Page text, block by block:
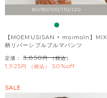
80/90/100/110/120
【MOEMUSISAN × moimoln】MIX
柄リバーシブルブルマパンツ
定価： 3,850 （税込）
1,925 税込 50%off
SALE